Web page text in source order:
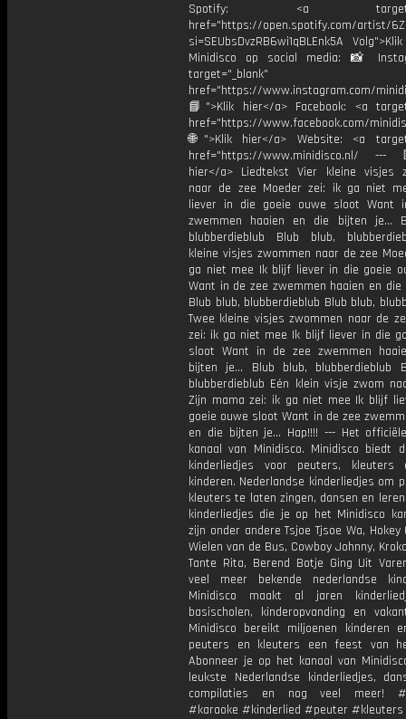
Spotify: <a
href="https://open.spotify.com/artist/
si=SEUbsDvzRB6wi1qBLEnk5A
Minidisco op social media: 📸
target="_blank"
href="https://www.instagram.com/
📘">Klik hier</a> Facebook: <a
href="https://www.facebook.com/
🌐">Klik hier</a> Website: <a
href="https://www.minidisco.nl/ ---
hier</a> Liedtekst Vier kleine visjes
naar de zee Moeder zei: ik ga niet
liever in die goeie ouwe sloot Want
zwemmen haaien en die bijten je…
blubberdieblub Blub blub,
kleine visjes zwommen naar de zee
ga niet mee Ik blijf liever in die goeie
Want in de zee zwemmen haaien en
Blub blub, blubberdieblub Blub blub,
Twee kleine visjes zwommen naar de
zei: ik ga niet mee Ik blijf liever in die
sloot Want in de zee zwemmen
bijten je… Blub blub, blubberdieblub
blubberdieblub Eén klein visje zwom
Zijn mama zei: ik ga niet mee Ik blijf
goeie ouwe sloot Want in de zee
en die bijten je… Hap!!!! --- Het officiële
kanaal van Minidisco. Minidisco biedt
kinderliedjes voor peuters, kleuters
kinderen. Nederlandse kinderliedjes om
kleuters te laten zingen, dansen en
kinderliedjes die je op het Minidisco
zijn onder andere Tsjoe Tjsoe Wa, Hokey
Wielen van de Bus, Cowboy Johnny,
Tante Rita, Berend Botje Ging Uit
veel meer bekende nederlandse
Minidisco maakt al jaren
basischolen, kinderopvanding en
Minidisco bereikt miljoenen kinderen
peuters en kleuters een feest van
Abonneer je op het kanaal van
leukste Nederlandse kinderliedjes,
compilaties en nog veel meer!
#karaoke #kinderlied #peuter #kleuters